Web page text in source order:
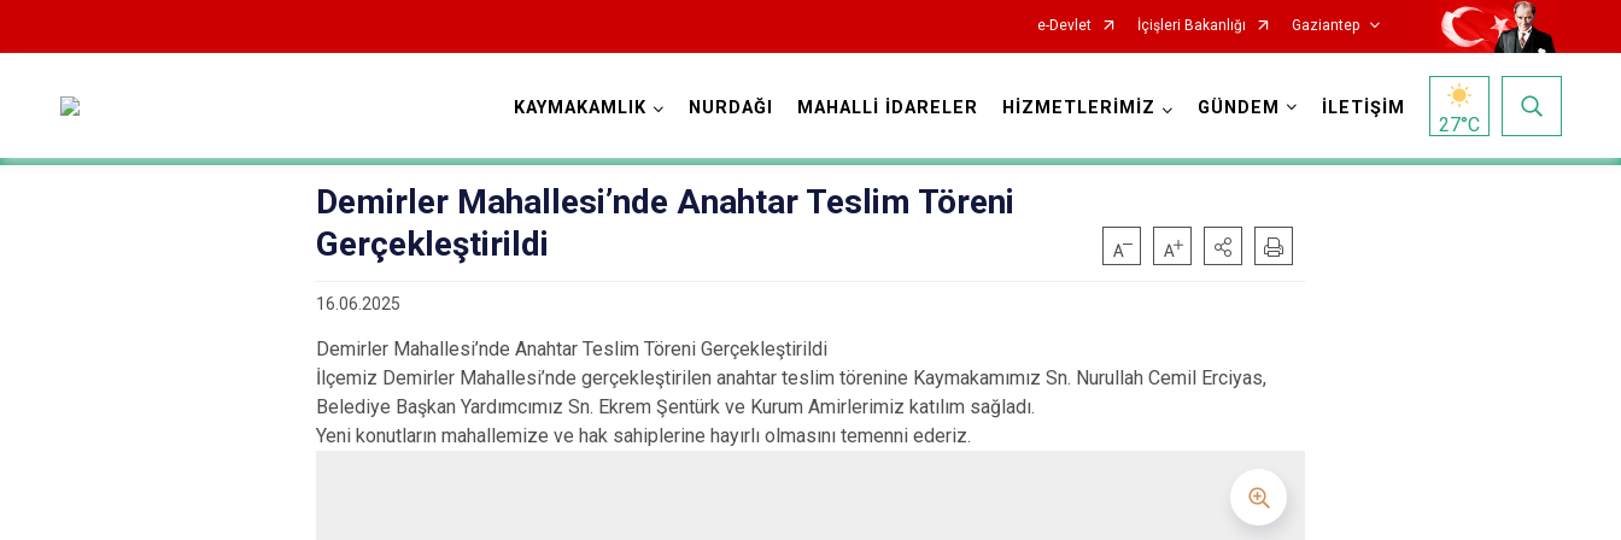
e-Devlet İçişleri Bakanlığı Gaziantep
İslahiye
Karkamış
KAYMAKAMLIK NURDAĞI MAHALLİ İDARELER HİZMETLERİMİZ GÜNDEM İLETİŞİM
27°C
Demirler Mahallesi’nde Anahtar Teslim Töreni
Gerçekleştirildi
16.06.2025
Demirler Mahallesi’nde Anahtar Teslim Töreni Gerçekleştirildi
İlçemiz Demirler Mahallesi’nde gerçekleştirilen anahtar teslim törenine Kaymakamımız Sn. Nurullah Cemil Erciyas,
Belediye Başkan Yardımcımız Sn. Ekrem Şentürk ve Kurum Amirlerimiz katılım sağladı.
Yeni konutların mahallemize ve hak sahiplerine hayırlı olmasını temenni ederiz.